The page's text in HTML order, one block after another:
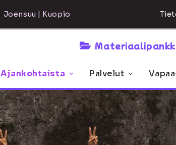
Joensuu | Kuopio
Ajankohtaista Palvelut